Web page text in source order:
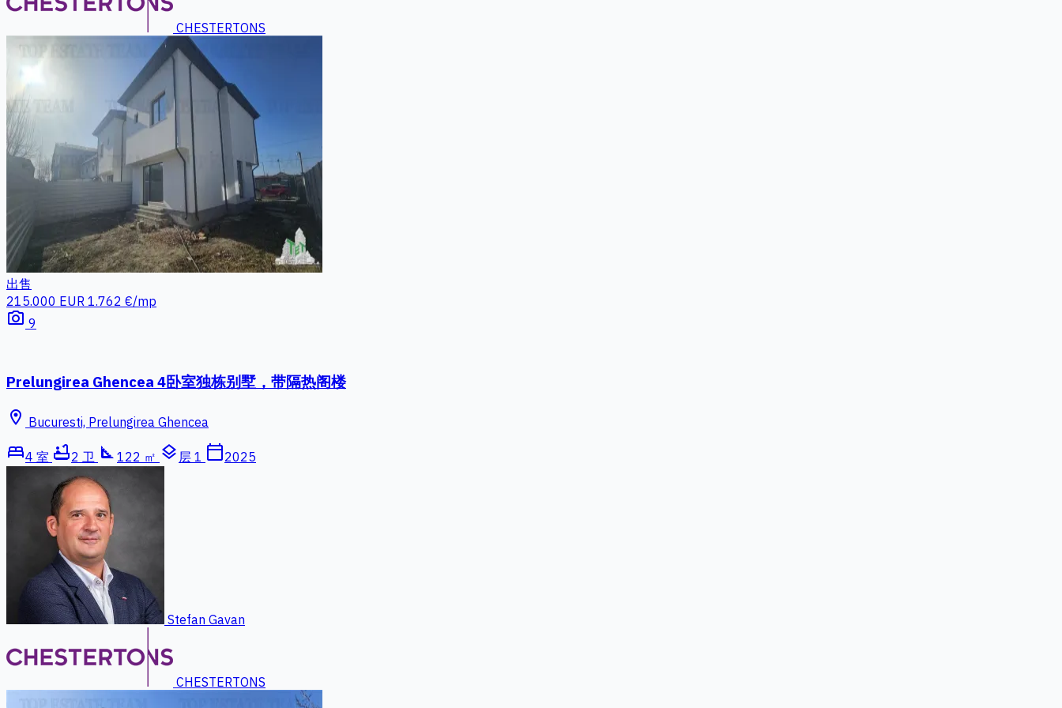
CHESTERTONS
出售
215.000 EUR 1.762 €/mp
photo_camera 9
Prelungirea Ghencea 4卧室独栋别墅，带隔热阁楼
location_on Bucuresti, Prelungirea Ghencea
bed4 室 bathtub2 卫 square_foot 122 ㎡ layers 层 1 calendar_today2025
Stefan Gavan
CHESTERTONS